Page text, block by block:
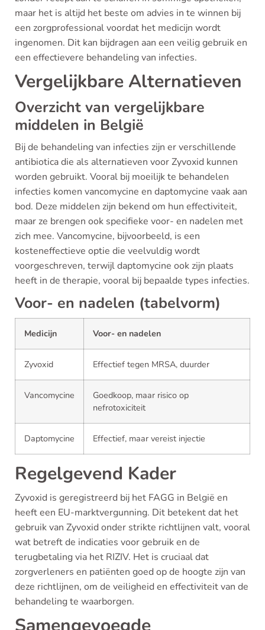
maar het is altijd het beste om advies in te winnen bij
een zorgprofessional voordat het medicijn wordt
ingenomen. Dit kan bijdragen aan een veilig gebruik en
een effectievere behandeling van infecties.
Vergelijkbare Alternatieven
Overzicht van vergelijkbare
middelen in België
Bij de behandeling van infecties zijn er verschillende
antibiotica die als alternatieven voor Zyvoxid kunnen
worden gebruikt. Vooral bij moeilijk te behandelen
infecties komen vancomycine en daptomycine vaak aan
bod. Deze middelen zijn bekend om hun effectiviteit,
maar ze brengen ook specifieke voor- en nadelen met
zich mee. Vancomycine, bijvoorbeeld, is een
kosteneffectieve optie die veelvuldig wordt
voorgeschreven, terwijl daptomycine ook zijn plaats
heeft in de therapie, vooral bij bepaalde types infecties.
Voor- en nadelen (tabelvorm)
Medicijn Voor- en nadelen
Zyvoxid Effectief tegen MRSA, duurder
Vancomycine
Goedkoop, maar risico op
nefrotoxiciteit
Daptomycine Effectief, maar vereist injectie
Regelgevend Kader
Zyvoxid is geregistreerd bij het FAGG in België en
heeft een EU-marktvergunning. Dit betekent dat het
gebruik van Zyvoxid onder strikte richtlijnen valt, vooral
wat betreft de indicaties voor gebruik en de
terugbetaling via het RIZIV. Het is cruciaal dat
zorgverleners en patiënten goed op de hoogte zijn van
deze richtlijnen, om de veiligheid en effectiviteit van de
behandeling te waarborgen.